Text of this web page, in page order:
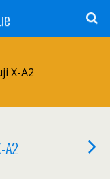
X-A2
A2